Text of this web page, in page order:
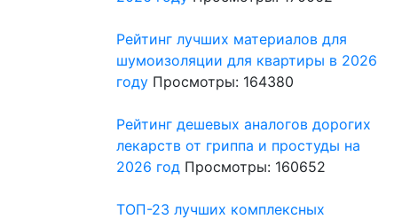
Рейтинг лучших материалов для
шумоизоляции для квартиры в 2026
году Просмотры: 164380
Рейтинг дешевых аналогов дорогих
лекарств от гриппа и простуды на
2026 год Просмотры: 160652
ТОП-23 лучших комплексных